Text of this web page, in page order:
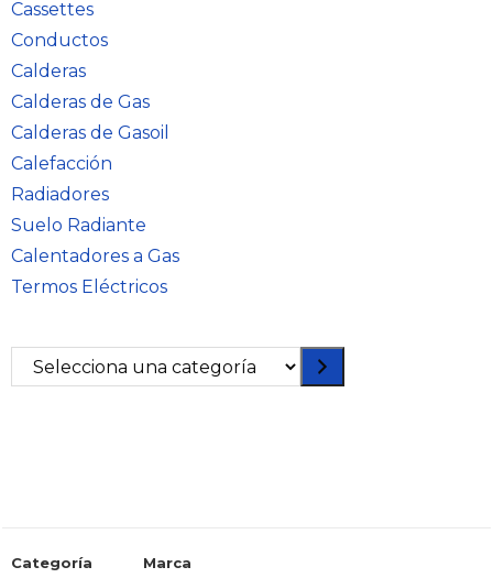
Cassettes
Conductos
Calderas
Calderas de Gas
Calderas de Gasoil
Calefacción
Radiadores
Suelo Radiante
Calentadores a Gas
Termos Eléctricos
Categoría
Marca